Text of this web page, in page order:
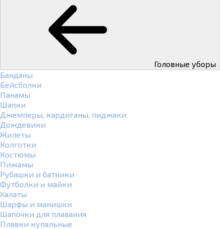
Головные уборы
Банданы
Бейсболки
Панамы
Шапки
Джемперы, кардиганы, пиджаки
Дождевики
Жилеты
Колготки
Костюмы
Пижамы
Рубашки и батники
Футболки и майки
Халаты
Шарфы и манишки
Шапочки для плавания
Плавки купальные